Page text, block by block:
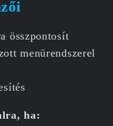
összpontosít
menürendszerel
ha: